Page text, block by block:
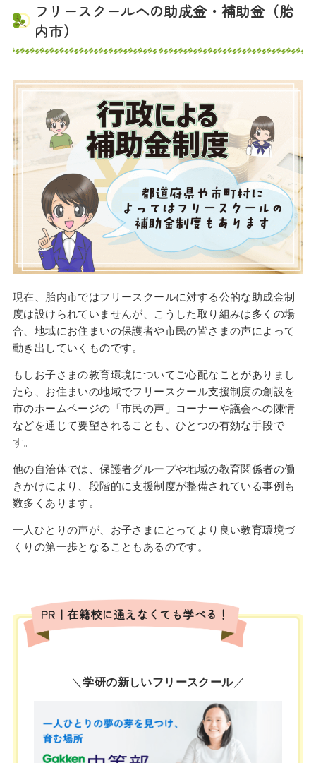
フリースクールへの助成金・補助金（胎
内市）
現在、胎内市ではフリースクールに対する公的な助成金制
度は設けられていませんが、こうした取り組みは多くの場
合、地域にお住まいの保護者や市民の皆さまの声によって
動き出していくものです。
もしお子さまの教育環境についてご心配なことがありまし
たら、お住まいの地域でフリースクール支援制度の創設を
市のホームページの「市民の声」コーナーや議会への陳情
などを通じて要望されることも、ひとつの有効な手段で
す。
他の自治体では、保護者グループや地域の教育関係者の働
きかけにより、段階的に支援制度が整備されている事例も
数多くあります。
一人ひとりの声が、お子さまにとってより良い教育環境づ
くりの第一歩となることもあるのです。
PR｜在籍校に通えなくても学べる！
＼学研の新しいフリースクール／